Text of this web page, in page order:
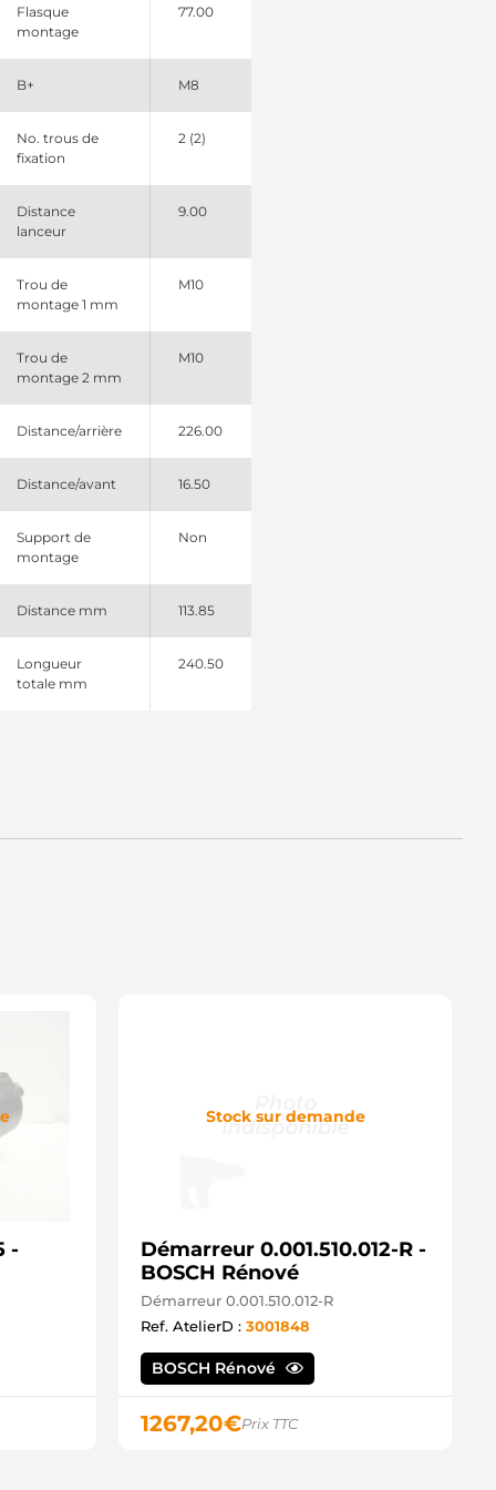
Mitsubishi
Mitsubishi
Mitsubishi
Flasque
montage
77.00
B+ M8
No. trous de
fixation
2 (2)
Distance
lanceur
9.00
Trou de
montage 1 mm
M10
Trou de
montage 2 mm
M10
Distance/arrière 226.00
Distance/avant 16.50
Support de
montage
Non
Distance mm 113.85
Longueur
totale mm
240.50
-
Stock sur demande
Démarreur 0.001.510.012-R -
BOSCH Rénové
Démarreur 0.001.510.012-R
Ref. AtelierD : 3001848
BOSCH Rénové
1267,20€Prix TTC